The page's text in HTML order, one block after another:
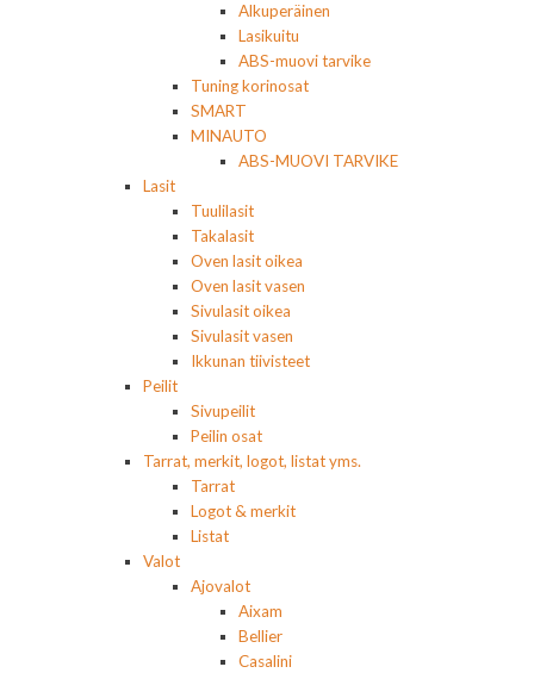
Alkuperäinen
Lasikuitu
ABS-muovi tarvike
Tuning korinosat
SMART
MINAUTO
ABS-MUOVI TARVIKE
Lasit
Tuulilasit
Takalasit
Oven lasit oikea
Oven lasit vasen
Sivulasit oikea
Sivulasit vasen
Ikkunan tiivisteet
Peilit
Sivupeilit
Peilin osat
Tarrat, merkit, logot, listat yms.
Tarrat
Logot & merkit
Listat
Valot
Ajovalot
Aixam
Bellier
Casalini